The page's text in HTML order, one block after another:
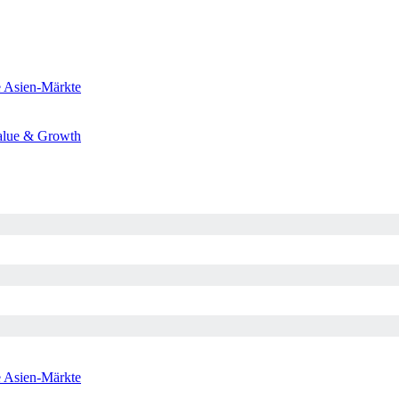
Asien-Märkte
& Growth
Asien-Märkte